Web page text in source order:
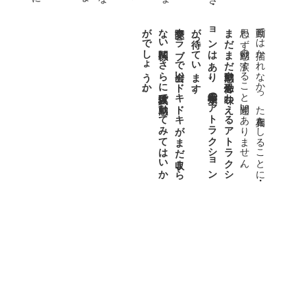
動画では描かれなかった真相をしることに・・・
思わず感動の涙すること間違いありません。
ま
だ
ま
だ感動
や恐怖
を味
わ
え
る
ア
ト
ラ
ク
シ
ョ
ン
は
あ
り
、十二種類
の
ア
ト
ラ
ク
シ
ョ
ン
が待
っ
て
い
ま
す
。
交際ク
ラ
ブ
で出会
い
ド
キ
ド
キ
が
ま
だ収
ま
ら
な
い関係
に
さ
ら
に没入体験
で感動
し
て
み
て
は
い
か
が
で
し
ょ
う
か
。